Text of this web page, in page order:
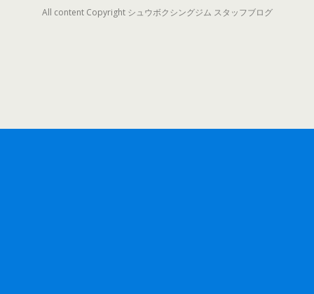
All content Copyright シュウボクシングジム スタッフブログ